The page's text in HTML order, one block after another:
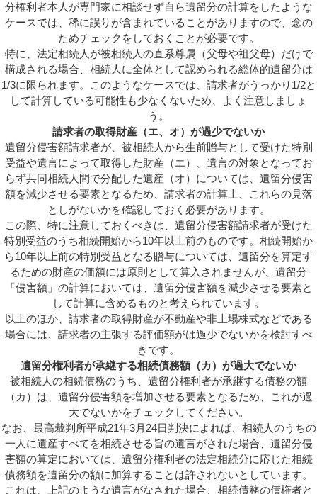
分権利者本人が専門家に相談せず自ら遺留分の計算をしたような
ケースでは、稀に誤りが含まれていることがありますので、念の
ためチェックをしておくことが必要です。
特に、法定相続人が被相続人の直系尊属（父母や祖父母）だけで
構成される場合、相続人に全体として認められる総体的遺留分は
1/3に限られます。このようなケースでは、請求者がうっかり1/2と
して計算している可能性も少なくないため、よく注意しましょ
う。
請求者の取得財産（エ、オ）が過少でないか
遺留分侵害額請求者が、被相続人から生前贈与として受けた特別
受益や遺言によって取得した財産（エ）、遺言の対象となってお
らず共同相続人間で分配した遺産（オ）については、遺留分侵害
額を減少させる要素となるため、請求者の計算上、これらの見落
としがないかを確認しておく必要があります。
この際、特に注意しておくべきは、遺留分侵害額請求者が受けた
特別受益のうち相続開始から10年以上前のものです。相続開始か
ら10年以上前の特別受益となる贈与については、遺留分を算定す
るための財産の価額には原則として算入されませんが、遺留分
「侵害額」の計算においては、遺留分侵害額を減少させる要素と
して計算に含めるものと考えられています。
以上のほか、請求者の取得財産が不動産や非上場株式などである
場合には、請求者の主張する評価額がは過少でないかを検討すべ
きです。
遺留分権利者が承継する相続債務額（カ）が過大でないか
被相続人の相続債務のうち、遺留分権利者が承継する債務の額
（カ）は、遺留分侵害額を増加させる要素となるため、これが過
大でないかをチェックしてください。
なお、最高裁判所平成21年3月24日判決によれば、相続人のうちの
一人に遺産すべてを相続させる旨の遺言がされた場合、遺留分侵
害額の算定においては、遺留分権利者の法定相続分に応じた相続
債務額を遺留分の額に加算することは許されないとしています。
これは、上記のような遺言がなされた場合、相続債務の債権者と